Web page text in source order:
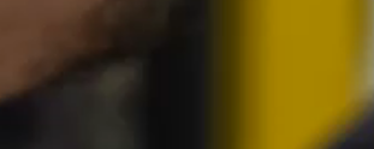
de diverses valeurs mobilières